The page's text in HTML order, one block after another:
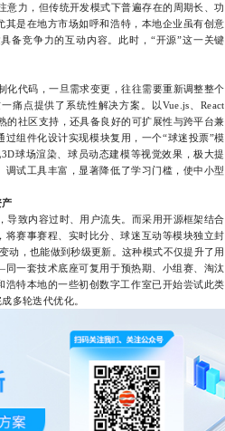
力，但传统开发模式下普遍存在的周期长、功
是在地方市场如呼和浩特，本地企业虽有创意
备竞争力的互动内容。此时，“开源”这一关键
代码，一旦需求变更，往往需要重新调整整个
痛点提供了系统性解决方案。以Vue.js、React
的社区支持，还具备良好的可扩展性与跨平台兼
组件化设计实现模块复用，一个“球迷投票”模
球场渲染、球员动态建模等视觉效果，极大提
试工具丰富，显著降低了学习门槛，使中小型
产
致内容过时、用户流失。而采用开源框架结合
赛事赛程、实时比分、球迷互动等模块独立封
动，也能做到秒级更新。这种模式不仅提升了用
一套技术底座可复用于预热期、小组赛、淘汰
特本地的一些初创数字工作室已开始尝试此类
多轮迭代优化。